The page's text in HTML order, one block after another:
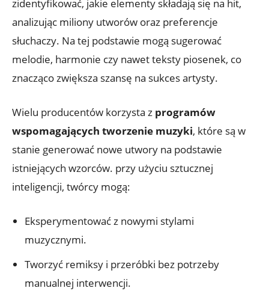
zidentyfikować, jakie elementy składają się na hit,
analizując miliony utworów oraz preferencje
słuchaczy. Na tej podstawie mogą sugerować
melodie, harmonie czy nawet teksty piosenek, co
znacząco zwiększa szansę na sukces artysty.
Wielu producentów korzysta z programów
wspomagających tworzenie muzyki, które są w
stanie generować nowe utwory na podstawie
istniejących wzorców. przy użyciu sztucznej
inteligencji, twórcy mogą:
Eksperymentować z nowymi stylami
muzycznymi.
Tworzyć remiksy i przeróbki bez potrzeby
manualnej interwencji.